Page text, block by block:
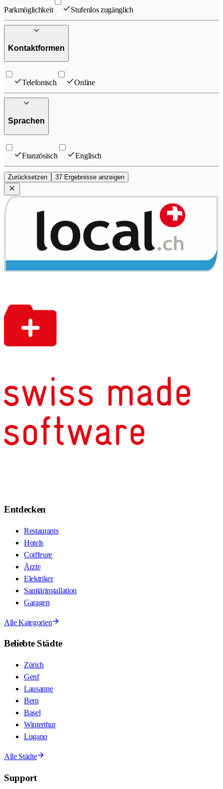
Parkmöglichkeit Stufenlos zugänglich
Kontaktformen
Telefonisch Online
Sprachen
Französisch Englisch
Zurücksetzen 37 Ergebnisse anzeigen
Entdecken
Restaurants
Hotels
Coiffeure
Ärzte
Elektriker
Sanitärinstallation
Garagen
Alle Kategorien
Beliebte Städte
Zürich
Genf
Lausanne
Bern
Basel
Winterthur
Lugano
Alle Städte
Support